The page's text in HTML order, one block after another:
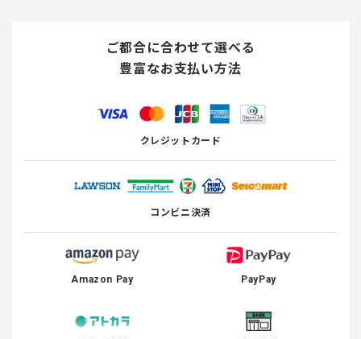
ご都合に合わせて選べる
豊富なお支払い方法
クレジットカード
コンビニ決済
Amazon Pay PayPay